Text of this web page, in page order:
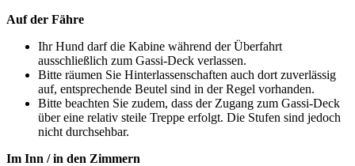
Auf der Fähre
Ihr Hund darf die Kabine während der Überfahrt
ausschließlich zum Gassi-Deck verlassen.
Bitte räumen Sie Hinterlassenschaften auch dort zuverlässig
auf, entsprechende Beutel sind in der Regel vorhanden.
Bitte beachten Sie zudem, dass der Zugang zum Gassi-Deck
über eine relativ steile Treppe erfolgt. Die Stufen sind jedoch
nicht durchsehbar.
Im Inn / in den Zimmern